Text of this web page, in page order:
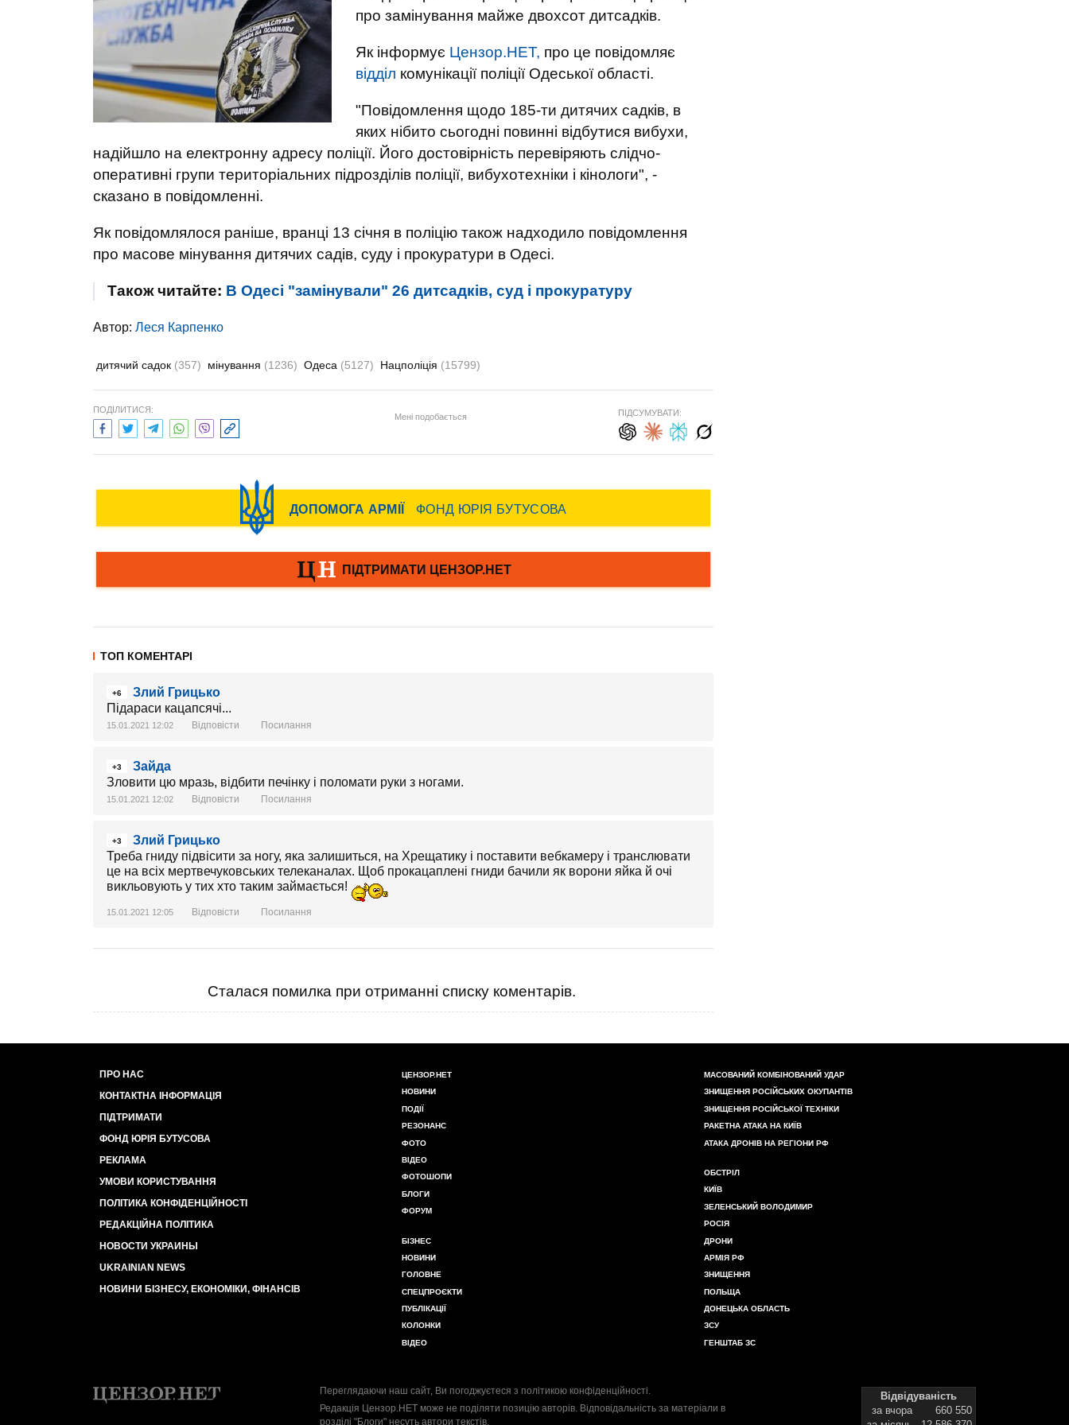
про замінування майже двохсот дитсадків.
Як інформує Цензор.НЕТ, про це повідомляє
відділ комунікації поліції Одеської області.
"Повідомлення щодо 185-ти дитячих садків, в
яких нібито сьогодні повинні відбутися вибухи,
надійшло на електронну адресу поліції. Його достовірність перевіряють слідчо-
оперативні групи територіальних підрозділів поліції, вибухотехніки і кінологи", -
сказано в повідомленні.
Як повідомлялося раніше, вранці 13 січня в поліцію також надходило повідомлення
про масове мінування дитячих садів, суду і прокуратури в Одесі.
Також читайте: В Одесі "замінували" 26 дитсадків, суд і прокуратуру
Автор: Леся Карпенко
дитячий садок (357) мінування (1236) Одеса (5127) Нацполіція (15799)
ПОДІЛИТИСЯ:
Мені подобається ПІДСУМУВАТИ:
ТОП КОМЕНТАРІ
+6
Злий Грицько
Підараси кацапсячі...
15.01.2021 12:02 Відповісти Посилання
+3
Зайда
Зловити цю мразь, відбити печінку і поломати руки з ногами.
15.01.2021 12:02 Відповісти Посилання
+3
Злий Грицько
Треба гниду підвісити за ногу, яка залишиться, на Хрещатику і поставити вебкамеру і транслювати
це на всіх мертвечуковських телеканалах. Щоб прокацаплені гниди бачили як ворони яйка й очі
викльовують у тих хто таким займається!
15.01.2021 12:05 Відповісти Посилання
Сталася помилка при отриманні списку коментарів.
ПРО НАС
КОНТАКТНА ІНФОРМАЦІЯ
ПІДТРИМАТИ
ФОНД ЮРІЯ БУТУСОВА
РЕКЛАМА
УМОВИ КОРИСТУВАННЯ
ПОЛІТИКА КОНФІДЕНЦІЙНОСТІ
РЕДАКЦІЙНА ПОЛІТИКА
НОВОСТИ УКРАИНЫ
UKRAINIAN NEWS
НОВИНИ БІЗНЕСУ, ЕКОНОМІКИ, ФІНАНСІВ
ЦЕНЗОР.НЕТ
НОВИНИ
ПОДІЇ
РЕЗОНАНС
ФОТО
ВІДЕО
ФОТОШОПИ
БЛОГИ
ФОРУМ
БІЗНЕС
НОВИНИ
ГОЛОВНЕ
СПЕЦПРОЄКТИ
ПУБЛІКАЦІЇ
КОЛОНКИ
ВІДЕО
МАСОВАНИЙ КОМБІНОВАНИЙ УДАР
ЗНИЩЕННЯ РОСІЙСЬКИХ ОКУПАНТІВ
ЗНИЩЕННЯ РОСІЙСЬКОЇ ТЕХНІКИ
РАКЕТНА АТАКА НА КИЇВ
АТАКА ДРОНІВ НА РЕГІОНИ РФ
ОБСТРІЛ
КИЇВ
ЗЕЛЕНСЬКИЙ ВОЛОДИМИР
РОСІЯ
ДРОНИ
АРМІЯ РФ
ЗНИЩЕННЯ
ПОЛЬЩА
ДОНЕЦЬКА ОБЛАСТЬ
ЗСУ
ГЕНШТАБ ЗС
Переглядаючи наш сайт, Ви погоджуєтеся з політикою конфіденційності.
Редакція Цензор.НЕТ може не поділяти позицію авторів. Відповідальність за матеріали в
розділі "Блоги" несуть автори текстів.
Відвідуваність
за вчора
660 550